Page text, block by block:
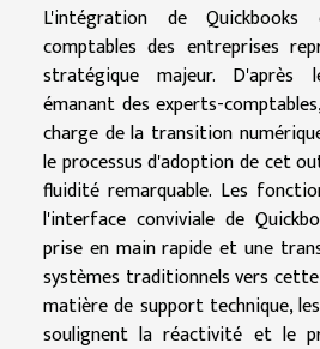
L'intégration de
comptables des entreprises
stratégique majeur. D'après
émanant des experts-
charge de la transition
le processus d'adoption de cet
fluidité remarquable. Les
l'interface conviviale de
prise en main rapide et une
systèmes traditionnels vers
matière de support technique,
soulignent la réactivité et le